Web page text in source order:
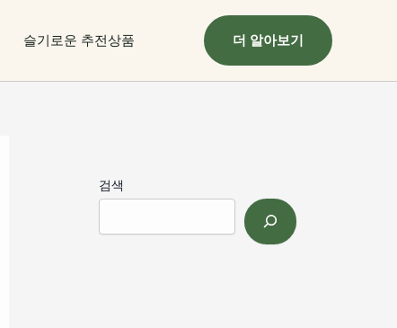
슬기로운 추전상품 더 알아보기
검색